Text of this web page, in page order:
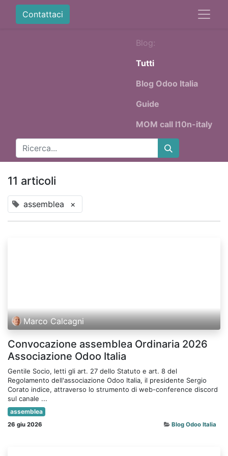
Contattaci
Blog:
Tutti
Blog Odoo Italia
Guide
MOM call l10n-italy
11 articoli
assemblea ×
Marco Calcagni
Convocazione assemblea Ordinaria 2026
Associazione Odoo Italia
Gentile Socio, letti gli art. 27 dello Statuto e art. 8 del
Regolamento dell'associazione Odoo Italia, il presidente Sergio
Corato indice, attraverso lo strumento di web-conference discord
sul canale ...
assemblea
26 giu 2026 Blog Odoo Italia